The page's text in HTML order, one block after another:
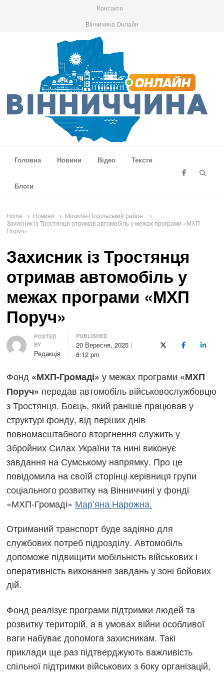
Контакти
Вінничина Онлайн
Головна
Новини Відео Тексти
Блоги
Home Новини
Могилів-Подільський район
Захисник із Тростянця отримав автомобіль у межах програми «МХП
Поруч»
Захисник із Тростянця
отримав автомобіль у
межах програми «МХП
Поруч»
Author
POSTED
BY
Редакція
PUBLISHED
20 Вересня, 2025
8:12 pm
X (Twitter)Facebook
Фонд «МХП-Громаді» у межах програми «МХП
Поруч» передав автомобіль військовослужбовцю
з Тростянця. Боєць, який раніше працював у
структурі фонду, від перших днів
повномасштабного вторгнення служить у
Збройних Силах України та нині виконує
завдання на Сумському напрямку. Про це
повідомила на своїй сторінці керівниця групи
соціального розвитку на Вінниччині у фонді
«МХП-Громаді» Мар’яна Нарожна.
Отриманий транспорт буде задіяно для
службових потреб підрозділу. Автомобіль
допоможе підвищити мобільність військових і
оперативність виконання завдань у зоні бойових
дій.
Фонд реалізує програми підтримки людей та
розвитку територій, а в умовах війни особливої
ваги набуває допомога захисникам. Такі
приклади ще раз підтверджують важливість
спільної підтримки військових з боку організацій,